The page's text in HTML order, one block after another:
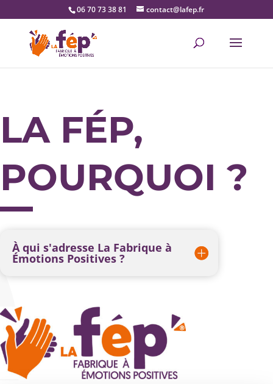
06 70 73 38 81 contact@lafep.fr
LA FÉP,
POURQUOI ?
À qui s'adresse La Fabrique à
Émotions Positives ?